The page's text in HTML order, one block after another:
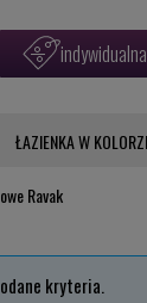
ŁAZIENKA W
Ravak
kryteria.